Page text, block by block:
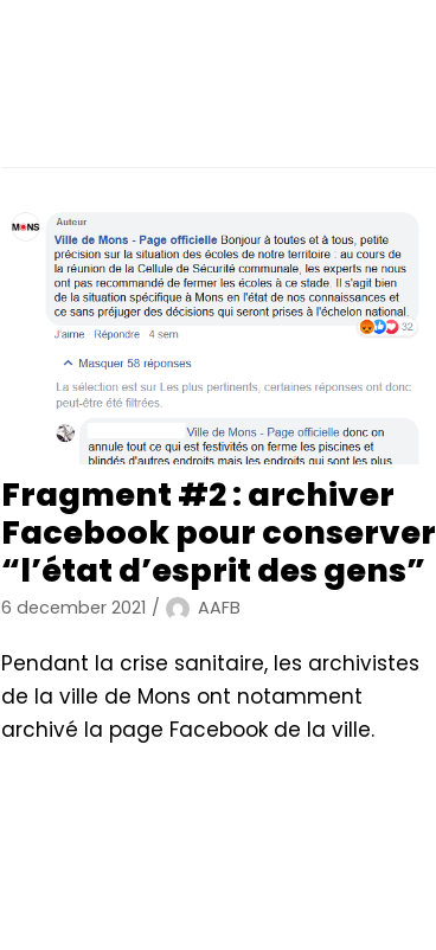
Fragment #2 : archiver
Facebook pour conserver
“l’état d’esprit des gens”
6 december 2021 AAFB
Pendant la crise sanitaire, les archivistes
de la ville de Mons ont notamment
archivé la page Facebook de la ville.